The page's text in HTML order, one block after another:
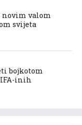
valom
svijeta
bojkotom
inih